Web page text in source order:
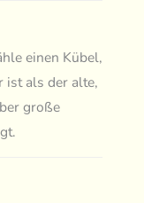
einen Kübel,
ist als der alte,
große